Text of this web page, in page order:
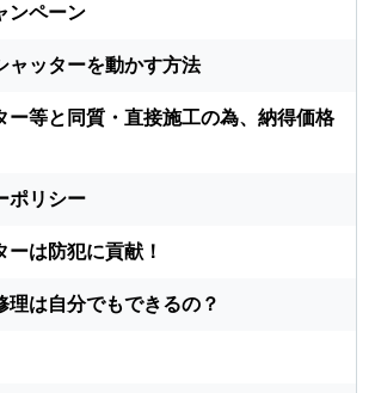
ンペーン
ャッターを動かす方法
ー等と同質・直接施工の為、納得価格
ポリシー
ーは防犯に貢献！
理は自分でもできるの？